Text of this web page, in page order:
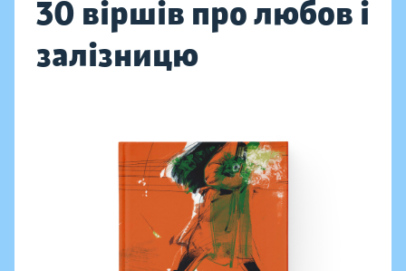
30 віршів про любов і
залізницю